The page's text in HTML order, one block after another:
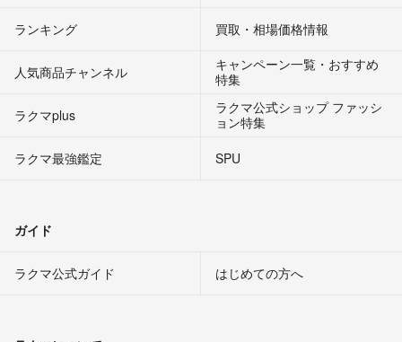
ランキング 買取・相場価格情報
人気商品チャンネル
キャンペーン一覧・おすすめ
特集
ラクマplus
ラクマ公式ショップ ファッシ
ョン特集
ラクマ最強鑑定
SPU
ガイド
ラクマ公式ガイド はじめての方へ